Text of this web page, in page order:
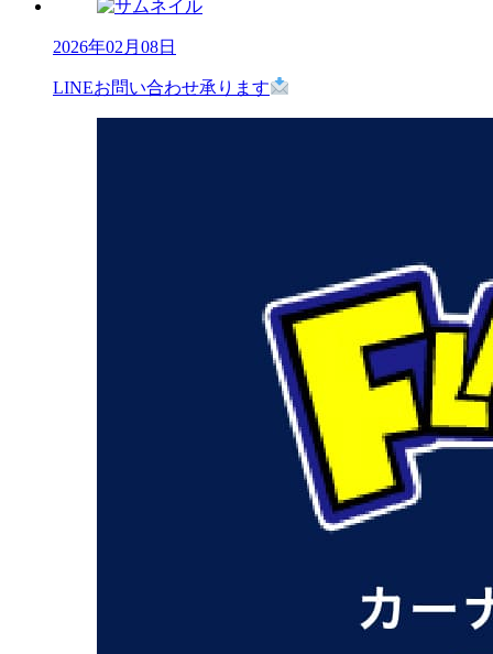
2026年02月08日
LINEお問い合わせ承ります